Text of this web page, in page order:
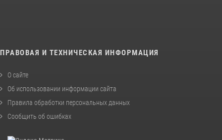
ПРАВОВАЯ И ТЕХНИЧЕСКАЯ ИНФОРМАЦИЯ
О сайте
Об использовании информации сайта
Правила обработки персональных данных
Сообщить об ошибках